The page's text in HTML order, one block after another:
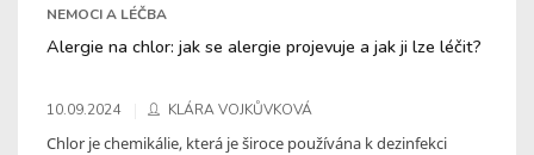
NEMOCI A LÉČBA
Alergie na chlor: jak se alergie projevuje a jak ji lze léčit?
10.09.2024 KLÁRA VOJKŮVKOVÁ
Chlor je chemikálie, která je široce používána k dezinfekci